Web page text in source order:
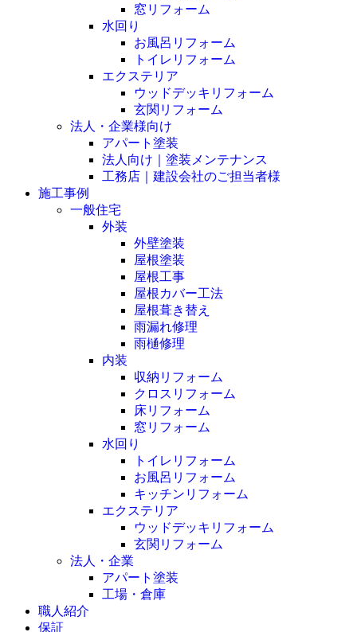
窓リフォーム
水回り
お風呂リフォーム
トイレリフォーム
エクステリア
ウッドデッキリフォーム
玄関リフォーム
法人・企業様向け
アパート塗装
法人向け｜塗装メンテナンス
工務店｜建設会社のご担当者様
施工事例
一般住宅
外装
外壁塗装
屋根塗装
屋根工事
屋根カバー工法
屋根葺き替え
雨漏れ修理
雨樋修理
内装
収納リフォーム
クロスリフォーム
床リフォーム
窓リフォーム
水回り
トイレリフォーム
お風呂リフォーム
キッチンリフォーム
エクステリア
ウッドデッキリフォーム
玄関リフォーム
法人・企業
アパート塗装
工場・倉庫
職人紹介
保証